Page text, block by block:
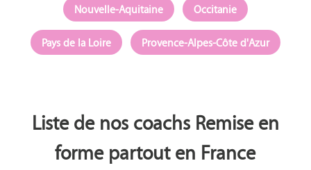
Nouvelle-Aquitaine
Occitanie
Pays de la Loire
Provence-Alpes-Côte d'Azur
Liste de nos coachs Remise en
forme partout en France